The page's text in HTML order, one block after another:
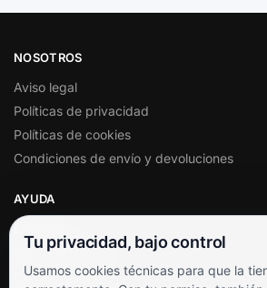
NOSOTROS
Aviso legal
Políticas de privacidad
Políticas de cookies
Condiciones de envío y devoluciones
AYUDA
Soporte al cliente
Contacto
Tu privacidad, bajo control
Usamos cookies técnicas para que la